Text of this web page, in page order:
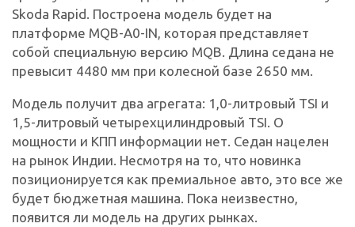
Skoda Rapid. Построена модель будет на
платформе MQB-A0-IN, которая представляет
собой специальную версию MQB. Длина седана не
превысит 4480 мм при колесной базе 2650 мм.
Модель получит два агрегата: 1,0-литровый TSI и
1,5-литровый четырехцилиндровый TSI. О
мощности и КПП информации нет. Седан нацелен
на рынок Индии. Несмотря на то, что новинка
позиционируется как премиальное авто, это все же
будет бюджетная машина. Пока неизвестно,
появится ли модель на других рынках.